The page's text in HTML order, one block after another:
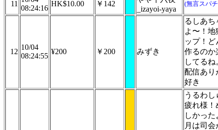
11
08:24:16
HK$10.00 ￥142
_izayoi-yaya
(無言スパ
12
10/04
08:24:55
¥200 ￥200 みずき
るしあち
よ〜！地
ップ！ど
作るのか
してる
配信あり
好き
うるわ
疲れ様！
しかっ
月は司